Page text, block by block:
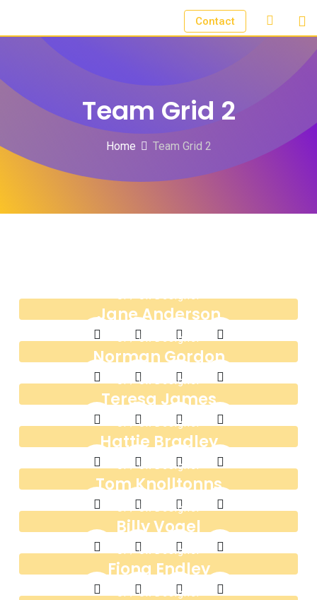
Contact
Team Grid 2
Home Team Grid 2
Ul / Ux Designer
Jane Anderson
Ul / Ux Designer
Norman Gordon
Ul / Ux Designer
Teresa James
Ul / Ux Designer
Hattie Bradley
Ul / Ux Designer
Tom Knolltonns
Ul / Ux Designer
Billy Vogel
Ul / Ux Designer
Fiona Endley
Ul / Ux Designer